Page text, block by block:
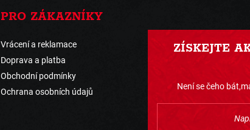
PRO ZÁKAZNÍKY
Vrácení a reklamace
Doprava a platba
Obchodní podmínky
Ochrana osobních údajů
ZÍSKEJTE
Není se čeho